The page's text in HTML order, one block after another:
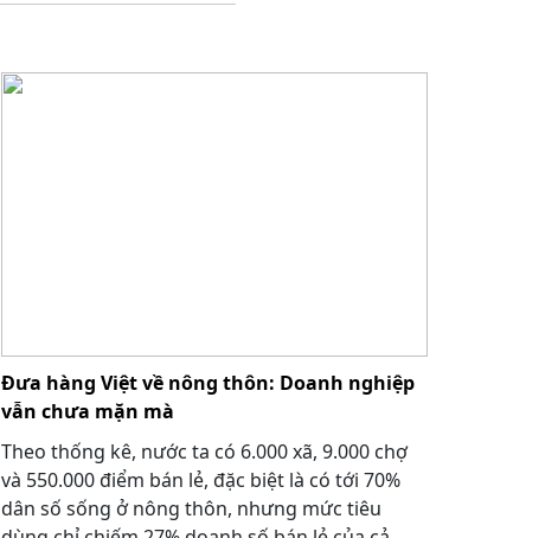
Đưa hàng Việt về nông thôn: Doanh nghiệp
vẫn chưa mặn mà
Theo thống kê, nước ta có 6.000 xã, 9.000 chợ
và 550.000 điểm bán lẻ, đặc biệt là có tới 70%
dân số sống ở nông thôn, nhưng mức tiêu